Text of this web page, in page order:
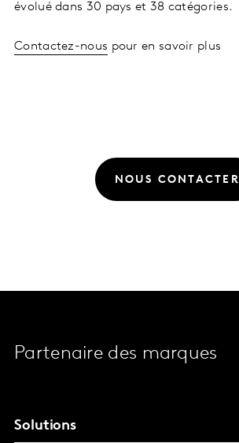
évolué dans 30 pays et 38 catégories.
Contactez-nous pour en savoir plus
NOUS CONTACTER
Partenaire des marques
Solutions